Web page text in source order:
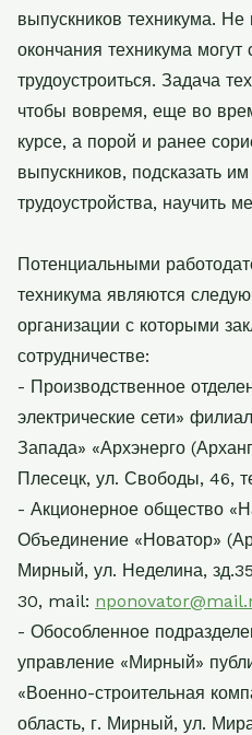
выпускников техникума.
окончания техникума могут
трудоустроиться. Задача
чтобы вовремя, еще во
курсе, а порой и ранее
выпускников, подсказать
трудоустройства, научить
Потенциальными
техникума являются
организации с которыми
сотрудничестве:
- Производственное
электрические сети»
Запада» «Архэнерго
Плесецк, ул. Свободы, 46,
- Акционерное общество
Объединение «Новатор»
Мирный, ул. Неделина,
30, mail: nponovator@mail.
- Обособленное
управление «Мирный»
«Военно-строительная
область, г. Мирный, ул.